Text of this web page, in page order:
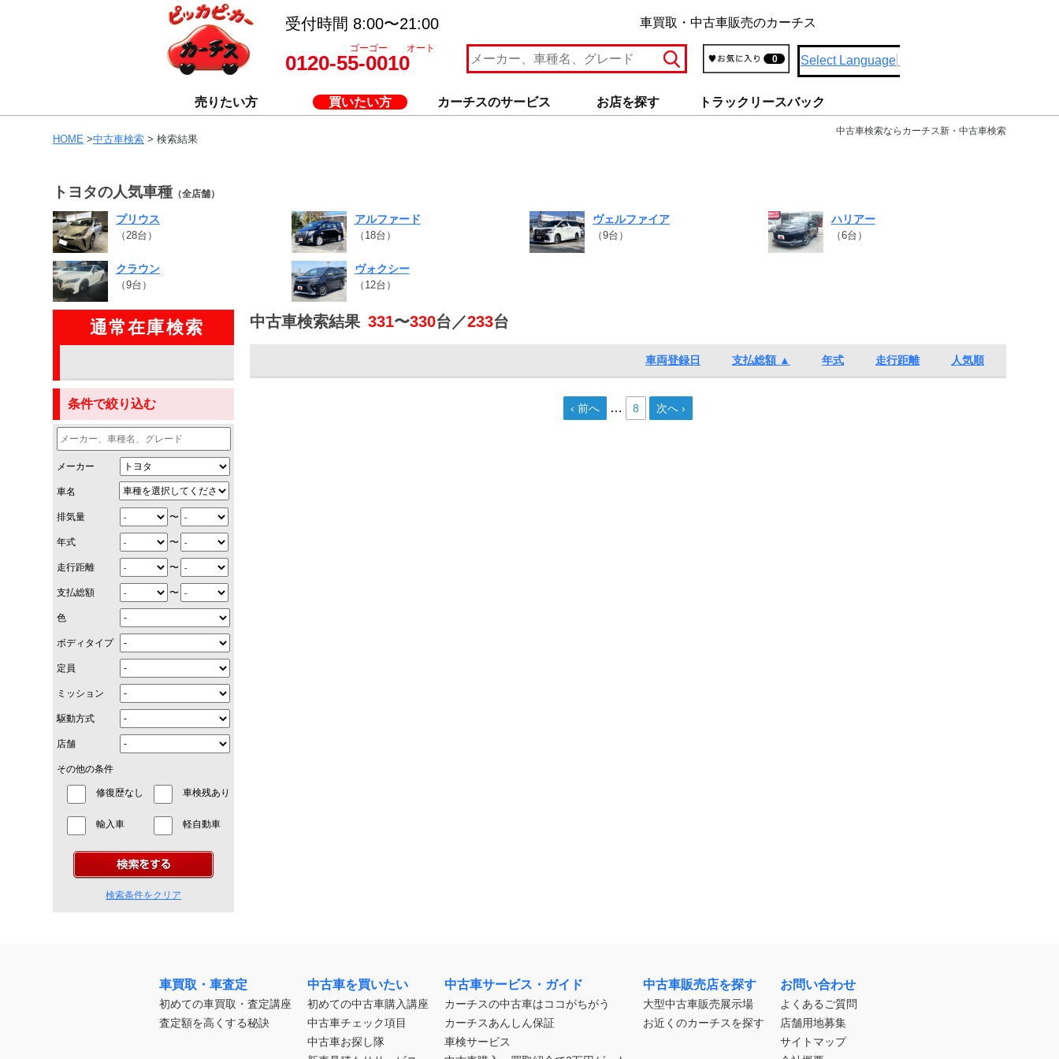
受付時間 8:00〜21:00
ゴーゴー オート
0120-55-0010
車買取・中古車販売のカーチス
0 Select Language
売りたい方 買いたい方 カーチスのサービス お店を探す トラックリースバック
中古車検索ならカーチス新・中古車検索
HOME >中古車検索 > 検索結果
トヨタの人気車種 （全店舗）
プリウス
（28台）
アルファード
（18台）
ヴェルファイア
（9台）
ハリアー
（6台）
クラウン
（9台）
ヴォクシー
（12台）
通常在庫検索
条件で絞り込む
メーカー
車名
排気量 〜
年式 〜
走行距離 〜
支払総額 〜
色
ボディタイプ
定員
ミッション
駆動方式
店舗
その他の条件
修復歴なし 車検残あり
輸入車 軽自動車
検索条件をクリア
中古車検索結果 331〜330台／233台
車両登録日 支払総額 ▲ 年式 走行距離 人気順
‹ 前へ … 8 次へ ›
車買取・車査定
初めての車買取・査定講座
査定額を高くする秘訣
中古車を買いたい
初めての中古車購入講座
中古車チェック項目
中古車お探し隊
中古車サービス・ガイド
カーチスの中古車はココがちがう
カーチスあんしん保証
車検サービス
中古車販売店を探す
大型中古車販売展示場
お近くのカーチスを探す
お問い合わせ
よくあるご質問
店舗用地募集
サイトマップ